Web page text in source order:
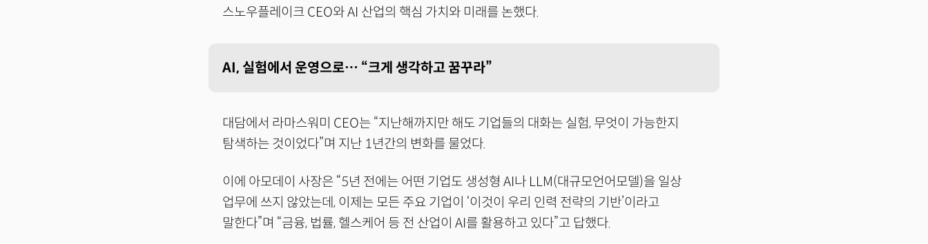
스노우플레이크 CEO와 AI 산업의 핵심 가치와 미래를 논했다.
AI, 실험에서 운영으로… “크게 생각하고 꿈꾸라”
대담에서 라마스워미 CEO는 “지난해까지만 해도 기업들의 대화는 실험, 무엇이 가능한지
탐색하는 것이었다”며 지난 1년간의 변화를 물었다.
이에 아모데이 사장은 “5년 전에는 어떤 기업도 생성형 AI나 LLM(대규모언어모델)을 일상
업무에 쓰지 않았는데, 이제는 모든 주요 기업이 ‘이것이 우리 인력 전략의 기반’이라고
말한다”며 “금융, 법률, 헬스케어 등 전 산업이 AI를 활용하고 있다”고 답했다.